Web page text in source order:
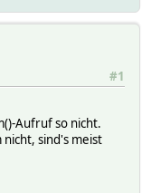
#1
Aufruf so nicht.
sind's meist